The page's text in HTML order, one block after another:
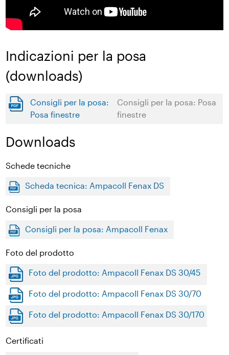
Indicazioni per la posa
(downloads)
Consigli per la posa:
Posa finestre
Consigli per la posa: Posa
finestre
Downloads
Schede tecniche
Scheda tecnica: Ampacoll Fenax DS
Consigli per la posa
Consigli per la posa: Ampacoll Fenax
Foto del prodotto
Foto del prodotto: Ampacoll Fenax DS 30/45
Foto del prodotto: Ampacoll Fenax DS 30/70
Foto del prodotto: Ampacoll Fenax DS 30/170
Certificati